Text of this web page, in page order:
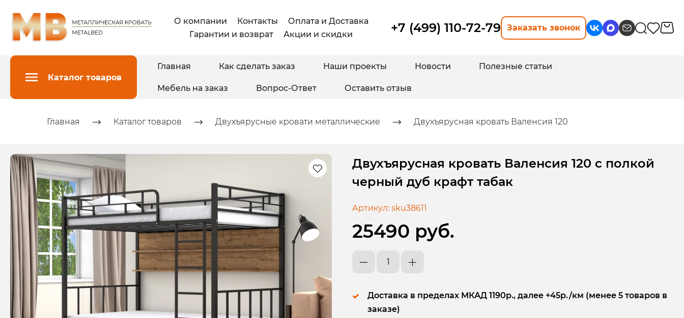
О компании Контакты
Оплата и Доставка
Гарантии и возврат
Акции и скидки +7 (499) 110-72-79 Заказать звонок
Каталог товаров
Главная Как сделать заказ Наши проекты Новости Полезные статьи
Мебель на заказ Вопрос-Ответ Оставить отзыв
Главная Каталог товаров Двухъярусные кровати металлические Двухъярусная кровать Валенсия 120
Двухъярусная кровать Валенсия 120 с полкой
черный дуб крафт табак
Артикул: sku38611
25490 руб.
Доставка в пределах МКАД 1190р., далее +45р./км (менее 5 товаров в
заказе)